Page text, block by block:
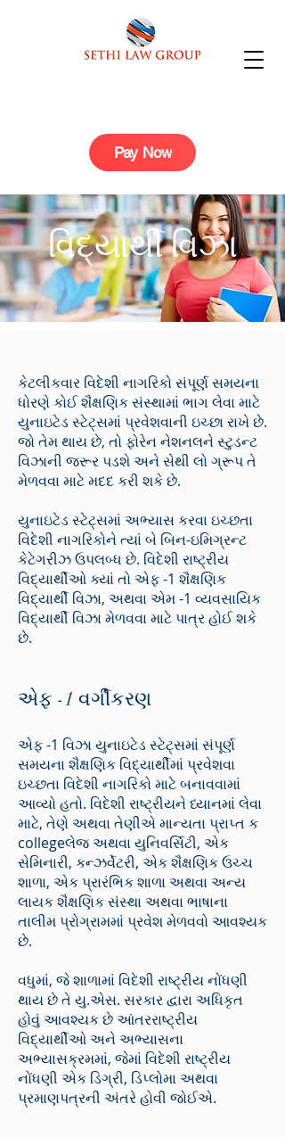
Pay Now
વિદ્યાર્થી વિઝા
કેટલીકવાર વિદેશી નાગરિકો સંપૂર્ણ સમયના
ધોરણે કોઈ શૈક્ષણિક સંસ્થામાં ભાગ લેવા માટે
યુનાઇટેડ સ્ટેટ્સમાં પ્રવેશવાની ઇચ્છા રાખે છે.
જો તેમ થાય છે, તો ફોરેન નેશનલને સ્ટુડન્ટ
વિઝાની જરૂર પડશે અને સેથી લો ગ્રૂપ તે
મેળવવા માટે મદદ કરી શકે છે.
યુનાઇટેડ સ્ટેટ્સમાં અભ્યાસ કરવા ઇચ્છતા
વિદેશી નાગરિકોને ત્યાં બે બિન-ઇમિગ્રન્ટ
કેટેગરીઝ ઉપલબ્ધ છે. વિદેશી રાષ્ટ્રીય
વિદ્યાર્થીઓ ક્યાં તો એફ -1 શૈક્ષણિક
વિદ્યાર્થી વિઝા, અથવા એમ -1 વ્યવસાયિક
વિદ્યાર્થી વિઝા મેળવવા માટે પાત્ર હોઈ શકે
છે.
એફ -1 વર્ગીકરણ
એફ -1 વિઝા યુનાઇટેડ સ્ટેટ્સમાં સંપૂર્ણ
સમયના શૈક્ષણિક વિદ્યાર્થીમાં પ્રવેશવા
ઇચ્છતા વિદેશી નાગરિકો માટે બનાવવામાં
આવ્યો હતો. વિદેશી રાષ્ટ્રીયને ધ્યાનમાં લેવા
માટે, તેણે અથવા તેણીએ માન્યતા પ્રાપ્ત ક
collegeલેજ અથવા યુનિવર્સિટી, એક
સેમિનારી, કન્ઝર્વેટરી, એક શૈક્ષણિક ઉચ્ચ
શાળા, એક પ્રારંભિક શાળા અથવા અન્ય
લાયક શૈક્ષણિક સંસ્થા અથવા ભાષાના
તાલીમ પ્રોગ્રામમાં પ્રવેશ મેળવવો આવશ્યક
છે.
વધુમાં, જે શાળામાં વિદેશી રાષ્ટ્રીય નોંધણી
થાય છે તે યુ.એસ. સરકાર દ્વારા અધિકૃત
હોવું આવશ્યક છે આંતરરાષ્ટ્રીય
વિદ્યાર્થીઓ અને અભ્યાસના
અભ્યાસક્રમમાં, જેમાં વિદેશી રાષ્ટ્રીય
નોંધણી એક ડિગ્રી, ડિપ્લોમા અથવા
પ્રમાણપત્રની અંતરે હોવી જોઈએ.